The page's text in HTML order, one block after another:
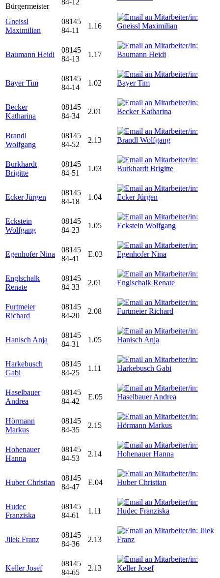
Bürgermeister
84-12
Gneissl
Maximilian
08145
84-11
1.16
Baumann Heidi
08145
84-13
1.17
Bayer Tim
08145
84-14
1.02
Becker
Katharina
08145
84-34
2.01
Brandl
Wolfgang
08145
84-52
2.13
Burkhardt
Brigitte
08145
84-51
1.03
Ecker Jürgen
08145
84-18
1.04
Eckstein
Wolfgang
08145
84-23
1.05
Egenhofer Nina
08145
84-41
E.03
Englschalk
Renate
08145
84-33
2.01
Furtmeier
Richard
08145
84-20
2.08
Hanisch Anja
08145
84-31
1.05
Harkebusch
Gabi
08145
84-25
1.11
Haselbauer
Andrea
08145
84-42
E.05
Hörmann
Markus
08145
84-35
2.15
Hohenauer
Hanna
08145
84-53
2.14
Huber Christian
08145
84-47
E.04
Hudec
Franziska
08145
84-61
1.11
Jilek Franz
08145
84-36
2.13
Keller Josef
08145
84-65
2.13